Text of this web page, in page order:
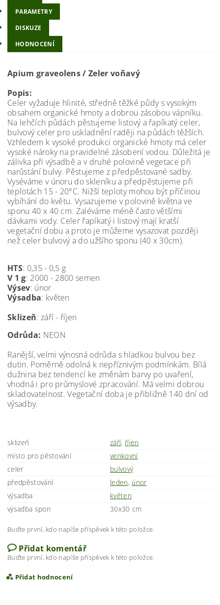
PARAMETRY
DISKUZE
HODNOCENÍ
Apium graveolens / Zeler voňavý
Popis:
Celer vyžaduje hlinité, středně těžké půdy s vysokým
obsahem organické hmoty a dobrou zásobou vápníku.
Na lehčích půdách pěstujeme listový a řapíkatý celer,
bulvový celer pro uskladnění raději na půdách těžších.
Vzhledem k vysoké produkci organické hmoty má celer
vysoké nároky na pravidelné zásobení vodou. Důležitá je
zálivka při výsadbě a v druhé polovině vegetace při
narůstání bulvy. Pěstujeme z předpěstované sadby.
Vyséváme v únoru do skleníku a předpěstujeme při
teplotách 15 - 20°C. Nižší teploty mohou být příčinou
vybíhání do květu. Vysazujeme v polovině května ve
sponu 40 x 40 cm. Zaléváme méně často většími
dávkami vody. Celer řapíkatý i listový mají kratší
vegetační dobu a proto je můžeme vysazovat později
než celer bulvový a do užšího sponu (40 x 30cm).
HTS: 0,35 - 0,5 g
V 1 g: 2000 - 2800 semen
Výsev: únor
Výsadba: květen
Sklizeň: září - říjen
Odrůda: NEON
Ranější, velmi výnosná odrůda s hladkou bulvou bez
dutin. Poměrně odolná k nepříznivým podmínkám. Bílá
dužnina bez tendencí ke změnám barvy po uvaření,
vhodná i pro průmyslové zpracování. Má velmi dobrou
skladovatelnost. Vegetační doba je přibližně 140 dní od
výsadby.
sklizeň září, říjen
místo pro pěstování
venkovní
celer
bulvový
předpěstování
leden, únor
výsadba
květen
výsadba spon
30x30 cm
Buďte první, kdo napíše příspěvek k této položce.
Přidat komentář
Buďte první, kdo napíše příspěvek k této položce.
Přidat hodnocení